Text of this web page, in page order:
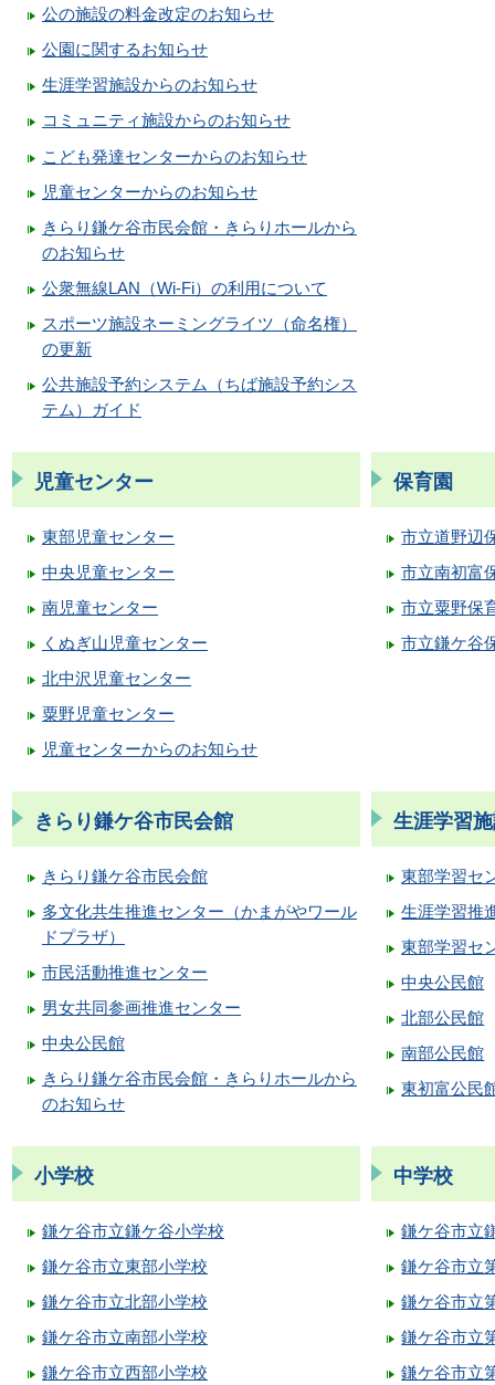
公の施設の料金改定のお知らせ
公園に関するお知らせ
生涯学習施設からのお知らせ
コミュニティ施設からのお知らせ
こども発達センターからのお知らせ
児童センターからのお知らせ
きらり鎌ケ谷市民会館・きらりホールから
のお知らせ
公衆無線LAN（Wi-Fi）の利用について
スポーツ施設ネーミングライツ（命名権）
の更新
公共施設予約システム（ちば施設予約シス
テム）ガイド
児童センター
東部児童センター
中央児童センター
南児童センター
くぬぎ山児童センター
北中沢児童センター
粟野児童センター
児童センターからのお知らせ
保育園
市立道野辺
市立南初富
市立粟野保
市立鎌ケ谷
きらり鎌ケ谷市民会館
きらり鎌ケ谷市民会館
多文化共生推進センター（かまがやワール
ドプラザ）
市民活動推進センター
男女共同参画推進センター
中央公民館
きらり鎌ケ谷市民会館・きらりホールから
のお知らせ
生涯学習
東部学習セ
生涯学習推
東部学習セ
中央公民館
北部公民館
南部公民館
東初富公民
小学校
鎌ケ谷市立鎌ケ谷小学校
鎌ケ谷市立東部小学校
鎌ケ谷市立北部小学校
鎌ケ谷市立南部小学校
鎌ケ谷市立西部小学校
中学校
鎌ケ谷市立
鎌ケ谷市立
鎌ケ谷市立
鎌ケ谷市立
鎌ケ谷市立